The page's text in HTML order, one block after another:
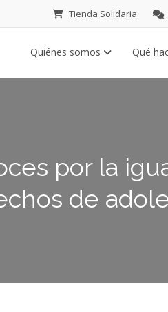
Tienda Solidaria
Quiénes somos Qué
por la
de